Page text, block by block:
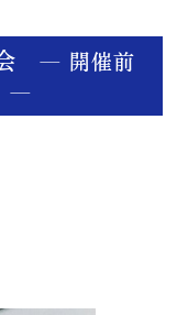
会― 開催前
―